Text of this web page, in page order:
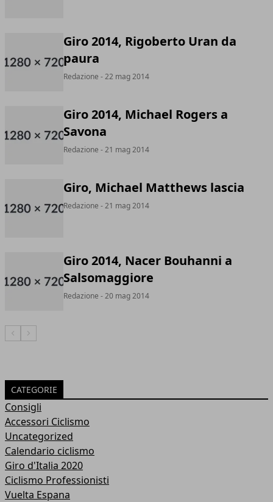
Giro 2014, Rigoberto Uran da
paura
Redazione - 22 mag 2014
Giro 2014, Michael Rogers a
Savona
Redazione - 21 mag 2014
Giro, Michael Matthews lascia
Redazione - 21 mag 2014
Giro 2014, Nacer Bouhanni a
Salsomaggiore
Redazione - 20 mag 2014
Articolo Precedente
Articolo Successivo
CATEGORIE
Consigli
Accessori Ciclismo
Uncategorized
Calendario ciclismo
Giro d'Italia 2020
Ciclismo Professionisti
Vuelta Espana